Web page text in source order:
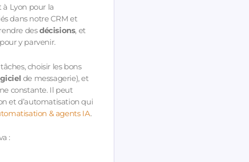
Lyon pour la
dans notre CRM et
desdécisions, et
y parvenir.
choisir les bons
de messagerie), et
constante. Il peut
et d’automatisation qui
& agents IA.
: